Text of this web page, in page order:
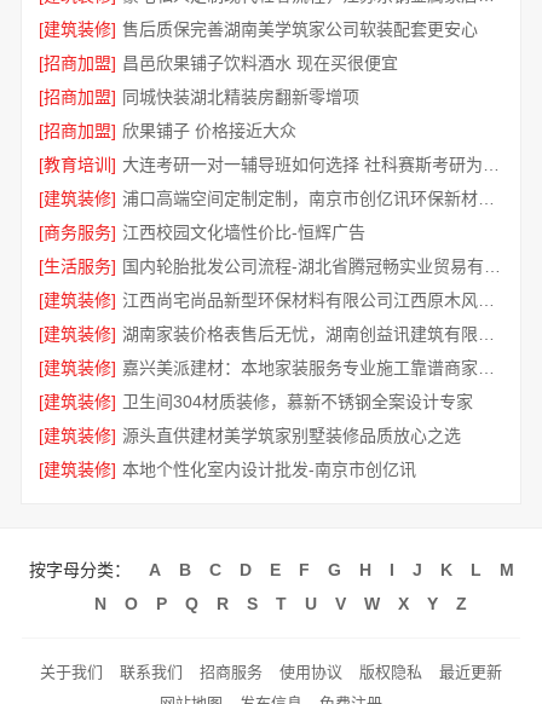
[建筑装修] 售后质保完善湖南美学筑家公司软装配套更安心
[招商加盟] 昌邑欣果铺子饮料酒水 现在买很便宜
[招商加盟] 同城快装湖北精装房翻新零增项
[招商加盟] 欣果铺子 价格接近大众
[教育培训]
[建筑装修]
浦口高端空间定制定制，南京市创亿讯环保新材料推荐
[商务服务] 江西校园文化墙性价比-恒辉广告
[生活服务]
[建筑装修]
[建筑装修]
[建筑装修]
[建筑装修] 卫生间304材质装修，慕新不锈钢全案设计专家
[建筑装修] 源头直供建材美学筑家别墅装修品质放心之选
[建筑装修] 本地个性化室内设计批发-南京市创亿讯
按字母分类： A B C D E F G H I J K L
M
N
O P Q R S T U V W X Y Z
关于我们 联系我们 招商服务 使用协议 版权隐私
最近更新